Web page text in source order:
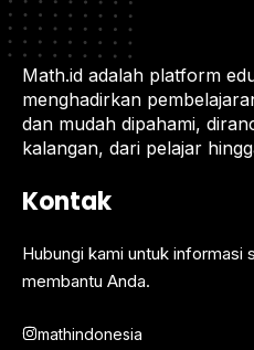
Math.id adalah platform
menghadirkan
dan mudah dipahami,
kalangan, dari pelajar
Kontak
Hubungi kami untuk informasi
membantu Anda.
mathindonesia